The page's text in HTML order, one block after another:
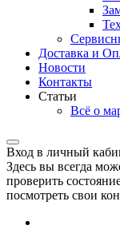
Доставка и
Новости
Контакты
Статьи
Всё о
Вход в личный
Здесь вы всегда
проверить
посмотреть свои